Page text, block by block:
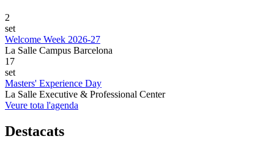
2
set
Welcome Week 2026-27
La Salle Campus Barcelona
17
set
Masters' Experience Day
La Salle Executive & Professional Center
Veure tota l'agenda
Destacats